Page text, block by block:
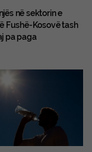
në sektorin e
Fushë-Kosovë tash
pa paga